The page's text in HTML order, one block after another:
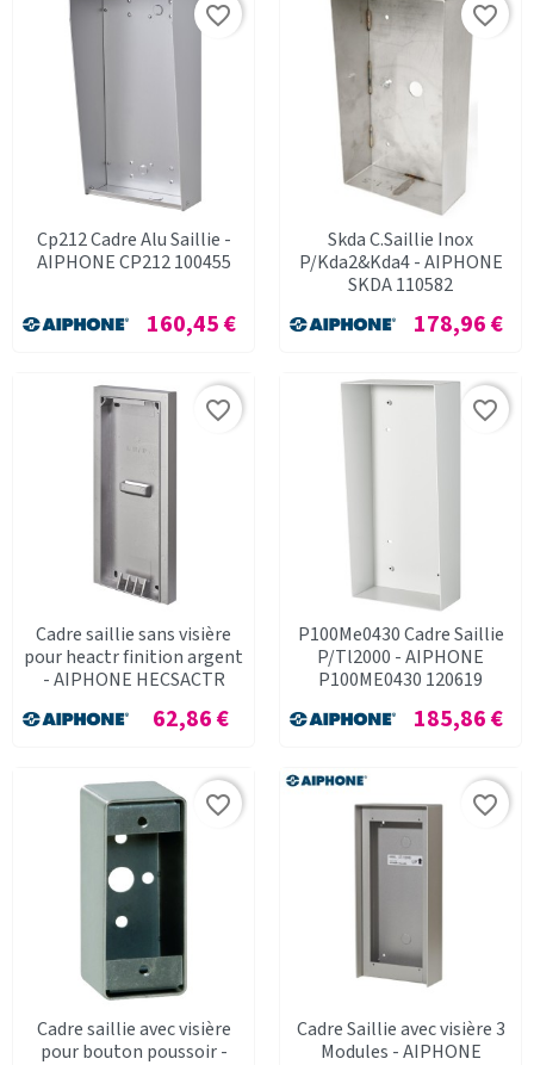
Cp212 Cadre Alu Saillie -
AIPHONE CP212 100455
Prix
160,45 €
favorite_border
Skda C.Saillie Inox
P/Kda2&Kda4 - AIPHONE
SKDA 110582
Prix
178,96 €
favorite_border
Cadre saillie sans visière
pour heactr finition argent
- AIPHONE HECSACTR
Prix
62,86 €
favorite_border
P100Me0430 Cadre Saillie
P/Tl2000 - AIPHONE
P100ME0430 120619
Prix
185,86 €
favorite_border
Cadre saillie avec visière
pour bouton poussoir -
favorite_border
Cadre Saillie avec visière 3
Modules - AIPHONE
favorite_border